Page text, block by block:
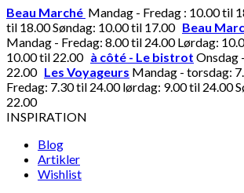
Beau Marché Mandag - Fredag : 10.00 til
til 18.00 Søndag: 10.00 til 17.00 Beau
Mandag - Fredag: 8.00 til 24.00 Lørdag:
10.00 til 22.00 à côté - Le bistrot Onsdag
22.00 Les Voyageurs Mandag - torsdag:
Fredag: 7.30 til 24.00 lørdag: 9.00 til 24.00
22.00
INSPIRATION
Blog
Artikler
Wishlist